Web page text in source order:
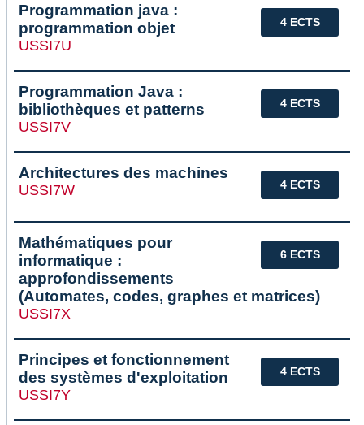
4 ECTS
Programmation java :
programmation objet
USSI7U
4 ECTS
Programmation Java :
bibliothèques et patterns
USSI7V
4 ECTS
Architectures des machines
USSI7W
6 ECTS
Mathématiques pour
informatique :
approfondissements
(Automates, codes, graphes et matrices)
USSI7X
4 ECTS
Principes et fonctionnement
des systèmes d'exploitation
USSI7Y